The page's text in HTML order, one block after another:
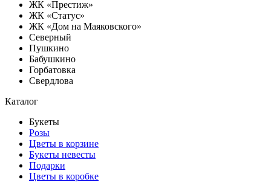
ЖК «Престиж»
ЖК «Статус»
ЖК «Дом на Маяковского»
Северный
Пушкино
Бабушкино
Горбатовка
Свердлова
Каталог
Букеты
Розы
Цветы в корзине
Букеты невесты
Подарки
Цветы в коробке